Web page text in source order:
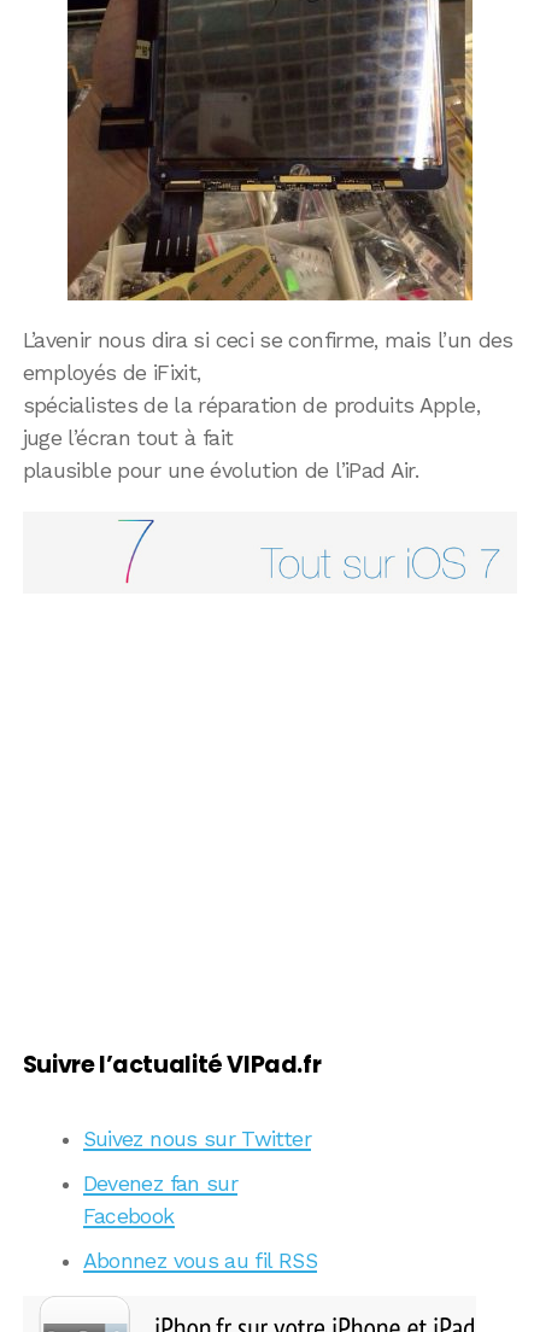
L’avenir nous dira si ceci se confirme, mais l’un des
employés de iFixit,
spécialistes de la réparation de produits Apple,
juge l’écran tout à fait
plausible pour une évolution de l’iPad Air.
Suivre l’actualité VIPad.fr
Suivez nous sur Twitter
Devenez fan sur
Facebook
Abonnez vous au fil RSS